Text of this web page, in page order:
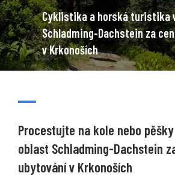
Cyklistika a horská turistika
Schladming-Dachstein za
v Krkonoších
Procestujte na kole nebo pěšky
oblast Schladming-Dachstein
ubytování v Krkonoších